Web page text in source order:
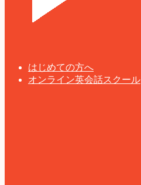
はじめての方へ
オンライン英会話スクール